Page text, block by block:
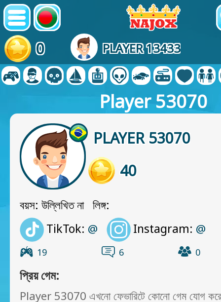
0 PLAYER 13433
Player 53070
PLAYER 53070
40
বয়স: উল্লিখিত না লিঙ্গ:
TikTok: @ Instagram: @
19 6 0
প্রিয় গেম:
Player 53070 এখনো ফেভারিটে কোনো গেম যোগ